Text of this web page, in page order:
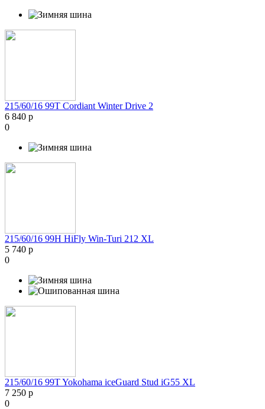
215/60/16 99T Cordiant Winter Drive 2
6 840 р
0
215/60/16 99H HiFly Win-Turi 212 XL
5 740 р
0
215/60/16 99T Yokohama iceGuard Stud iG55 XL
7 250 р
0